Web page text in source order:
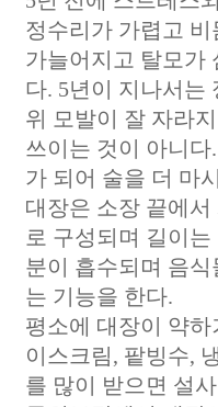
정수리가 가렵고
가늘어지고 탈모가
다. 5년이 지나서는
위 모발이 잘 자라
쓰이는 것이 아니
가 되어 술을 더 마
대장은 소장 끝에
로 구성되며 길이
분이 흡수되며 음
는 기능을 한다.
평소에 대장이 약
이스크림, 팥빙수,
를 많이 받으면 설